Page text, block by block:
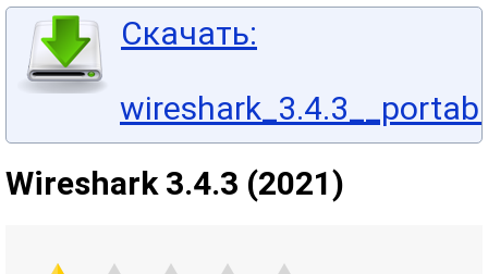
Скачать:
Wireshark 3.4.3 (2021)